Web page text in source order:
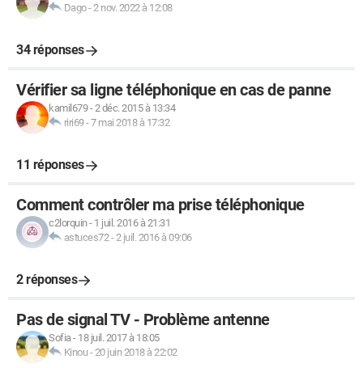
Dago-2 nov. 2022 à 12:08
34 réponses
Vérifier sa ligne téléphonique en cas de panne
kamil679-2 déc. 2015 à 13:34
riri69-7 mai 2018 à 17:32
11 réponses
Comment contrôler ma prise téléphonique
c2lorquin- 1 juil. 2016 à 21:31
astuces72-2 juil. 2016 à 09:06
2 réponses
Pas de signal TV - Problème antenne
Sofia- 18 juil. 2017 à 18:05
Kinou-20 juin 2018 à 22:02